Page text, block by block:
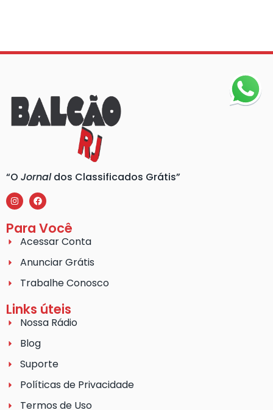
“O Jornaldos Classificados Grátis”
Para Você
Acessar Conta
Anunciar Grátis
Trabalhe Conosco
Links úteis
Nossa Rádio
Blog
Suporte
Políticas de Privacidade
Termos de Uso